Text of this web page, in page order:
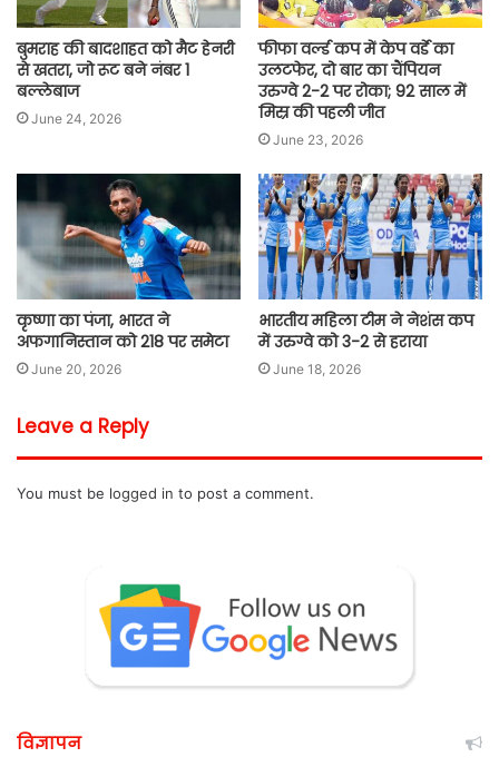
बुमराह की बादशाहत को मैट हेनरी
से खतरा, जो रूट बने नंबर 1
बल्लेबाज
June 24, 2026
फीफा वर्ल्ड कप में केप वर्डे का
उलटफेर, दो बार का चैंपियन
उरुग्वे 2-2 पर रोका; 92 साल में
मिस्र की पहली जीत
June 23, 2026
कृष्णा का पंजा, भारत ने
अफगानिस्तान को 218 पर समेटा
June 20, 2026
भारतीय महिला टीम ने नेशंस कप
में उरुग्वे को 3-2 से हराया
June 18, 2026
Leave a Reply
You must be logged in to post a comment.
विज्ञापन